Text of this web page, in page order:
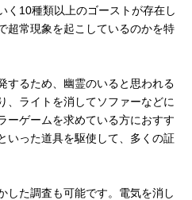
く10種類以上のゴーストが存在し
超常現象を起こしているのかを特
するため、幽霊のいると思われる
、ライトを消してソファーなどに
ーゲームを求めている方におすす
いった道具を駆使して、多くの証
した調査も可能です。電気を消し